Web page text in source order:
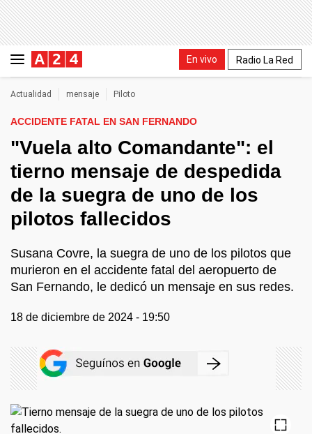
En vivo Radio La Red
Actualidad mensaje Piloto
ACCIDENTE FATAL EN SAN FERNANDO
"Vuela alto Comandante": el
tierno mensaje de despedida
de la suegra de uno de los
pilotos fallecidos
Susana Covre, la suegra de uno de los pilotos que
murieron en el accidente fatal del aeropuerto de
San Fernando, le dedicó un mensaje en sus redes.
18 de diciembre de 2024 - 19:50